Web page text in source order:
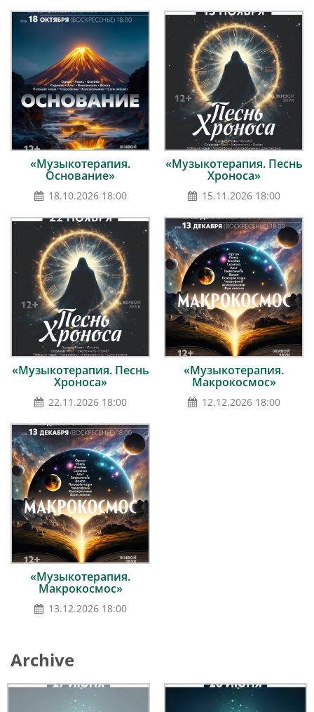
«Музыкотерапия.
Основание»
18.10.2026 18:00
«Музыкотерапия. Песнь
Хроноса»
15.11.2026 18:00
«Музыкотерапия. Песнь
Хроноса»
22.11.2026 18:00
«Музыкотерапия.
Макрокосмос»
12.12.2026 18:00
«Музыкотерапия.
Макрокосмос»
13.12.2026 18:00
Archive